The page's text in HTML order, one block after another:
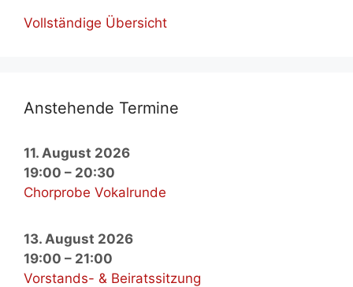
Voll­stän­di­ge Über­sicht
An­ste­hen­de Ter­mi­ne
11. August 2026
19:00 – 20:30
Chorprobe Vokalrunde
13. August 2026
19:00 – 21:00
Vorstands- & Beiratssitzung